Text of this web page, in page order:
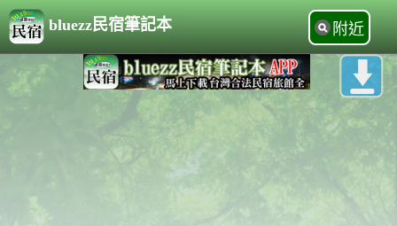
bluezz民宿筆記本 附近